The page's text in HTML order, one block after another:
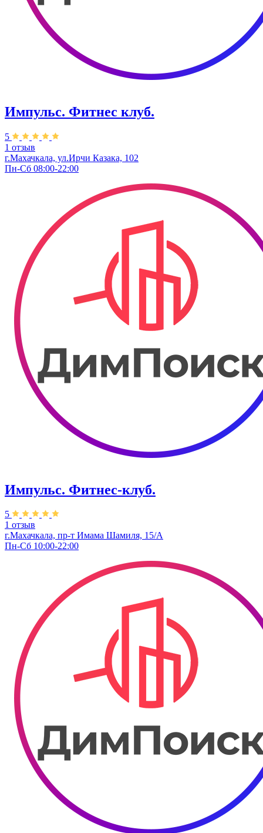
Импульс. Фитнес клуб.
5
1 отзыв
г.Махачкала, ул.Ирчи Казака, 102
Пн-Сб 08:00-22:00
Импульс. Фитнес-клуб.
5
1 отзыв
г.Махачкала, пр-т Имама Шамиля, 15/А
Пн-Сб 10:00-22:00